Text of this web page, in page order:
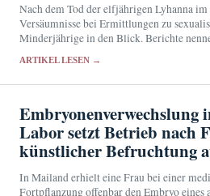
Nach dem Tod der elfjährigen Lyhanna
Versäumnisse bei Ermittlungen zu
Minderjährige in den Blick. Berichte
ARTIKEL LESEN →
Embryonenverwechslung
Labor setzt Betrieb nach
künstlicher Befruchtung
In Mailand erhielt eine Frau bei einer
Fortpflanzung offenbar den Embryo eines